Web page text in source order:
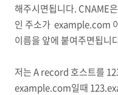
해주시면됩니다. CNAME
인 주소가 example.com
이름을 앞에 붙여주면됩니
저는 A record 호스트를
example.com일때